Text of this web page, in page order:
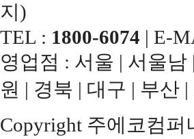
지)
TEL : 1800-6074 | E-
영업점 : 서울 | 서울남
원 | 경북 | 대구 | 부산
Copyright 주에코컴퍼